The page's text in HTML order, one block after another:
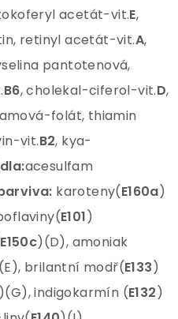
acetát-vit.E,
retinyl acetát-vit.A,
pantotenová,
B6, cholekal-ciferol-vit.D,
folát, thiamin
vit.B2, kya-
acesulfam
karoteny(E160a)
E101)
E150c)(D), amoniak
brilantní modř(E133)
)(G), indigokarmín (E132)